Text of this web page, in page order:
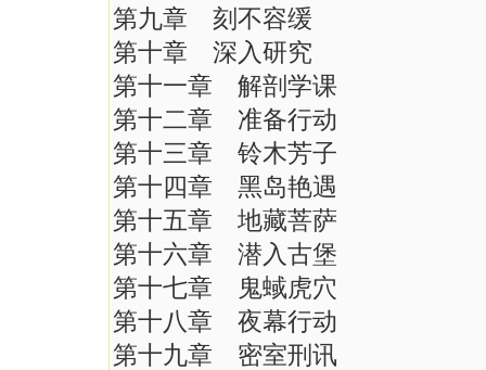
第九章 刻不容缓
第十章 深入研究
第十一章 解剖学课
第十二章 准备行动
第十三章 铃木芳子
第十四章 黑岛艳遇
第十五章 地藏菩萨
第十六章 潜入古堡
第十七章 鬼蜮虎穴
第十八章 夜幕行动
第十九章 密室刑讯